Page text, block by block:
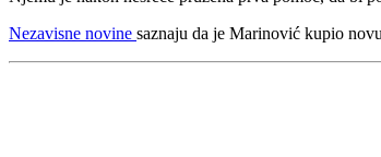
Nezavisne novine saznaju da je Marinović kupio